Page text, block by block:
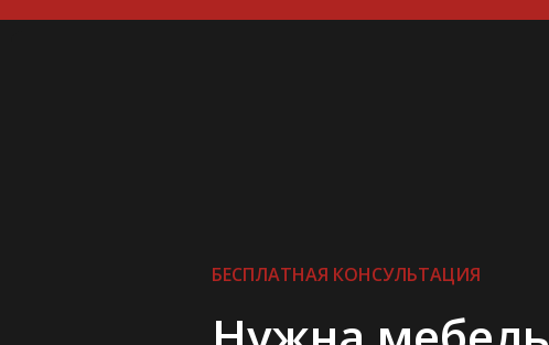
БЕСПЛАТНАЯ КОНСУЛЬТАЦИЯ